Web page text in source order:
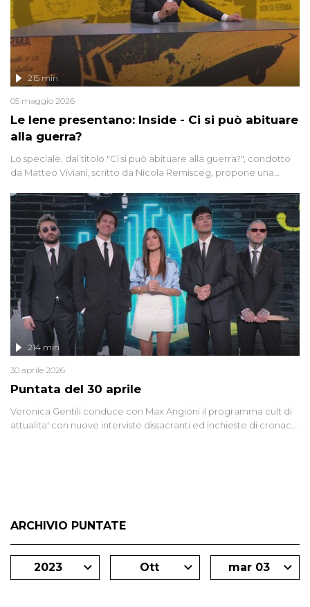
Le Iene presentano: Inside - Ci si può abituare
alla guerra?
215 min
05 maggio 2026
Lo speciale, dal titolo "Ci si può abituare alla guerra?", condotto
da Matteo Viviani, scritto da Nicola Remisceg, propone una
di settore - su quanto la guerra sia diventata una realtà pervasiva.
Anche se l'Italia non è direttamente coinvolta in conflitti armati, il
contesto globale rende impossibile considerarla un fenomeno
lontano.
Puntata del 30 aprile
214 min
30 aprile 2026
Veronica Gentili conduce con Max Angioni il programma cult di
attualita' con nuove interviste dissacranti ed inchieste di cronaca
ARCHIVIO PUNTATE
2023 Ott mar 03